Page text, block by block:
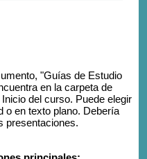
"Guías de Estudio
en la carpeta de
del curso. Puede elegir
o en texto plano. Debería
presentaciones.